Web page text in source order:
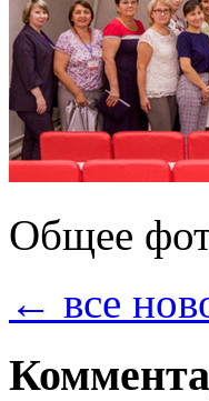
Общее
← все